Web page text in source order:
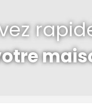
votre terr